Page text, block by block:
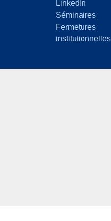
LinkedIn
Séminaires
Fermetures
institutionnelles